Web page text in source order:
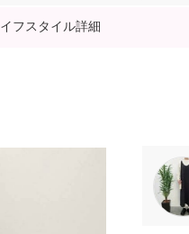
フスタイル詳細